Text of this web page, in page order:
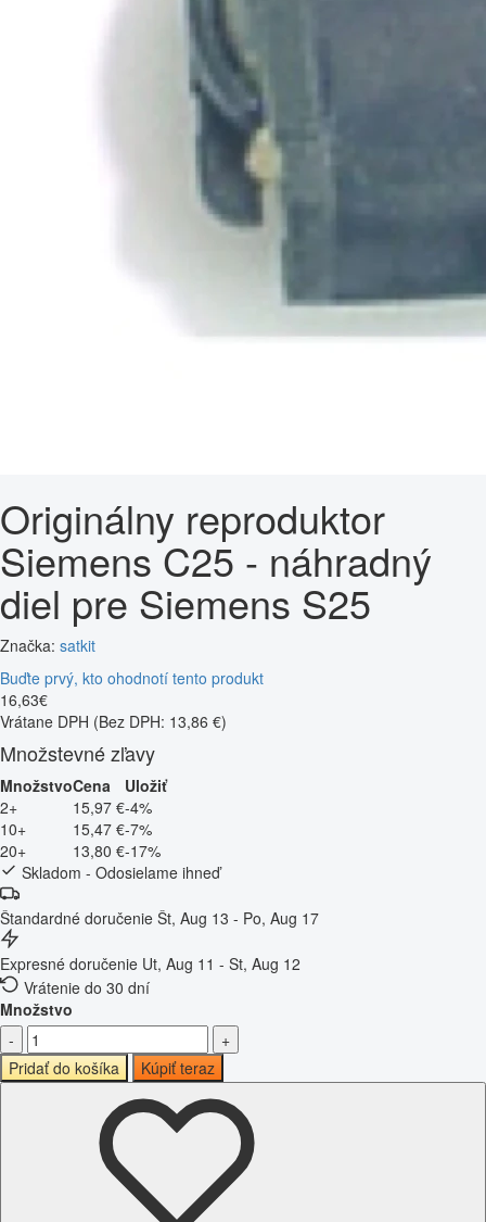
Originálny reproduktor
Siemens C25 - náhradný
diel pre Siemens S25
Značka: satkit
Buďte prvý, kto ohodnotí tento produkt
16,63€
Vrátane DPH (Bez DPH: 13,86 €)
Množstevné zľavy
MnožstvoCena
Uložiť
2+
15,97 €-4%
10+
15,47 €-7%
20+
13,80 €-17%
Skladom - Odosielame ihneď
Štandardné doručenie Št, Aug 13 - Po, Aug 17
Expresné doručenie Ut, Aug 11 - St, Aug 12
Vrátenie do 30 dní
Množstvo
-
+
Pridať do košíka
Kúpiť teraz